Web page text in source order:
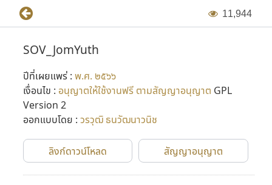
11,944
SOV_JomYuth
ปีที่เผยแพร่ : พ.ศ. ๒๕๖๖
เงื่อนไข : อนุญาตให้ใช้งานฟรี ตามสัญญาอนุญาต GPL
Version 2
ออกแบบโดย : วรวุฒิ ธนวัฒนาวนิช
ลิงก์ดาวน์โหลด สัญญาอนุญาต